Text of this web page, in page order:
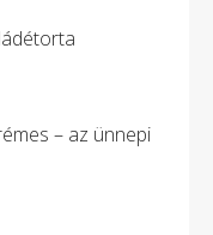
– az ünnepi